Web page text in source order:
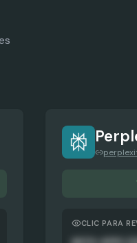
CLIC PARA